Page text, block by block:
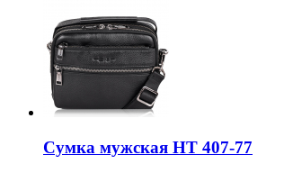
Сумка мужская HT 407-77